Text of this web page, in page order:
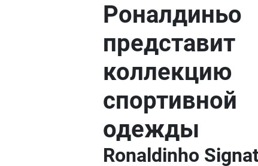
Роналдиньо
представит
коллекцию
спортивной
одежды
Ronaldinho